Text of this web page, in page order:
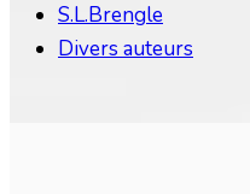
S.L.Brengle
Divers auteurs